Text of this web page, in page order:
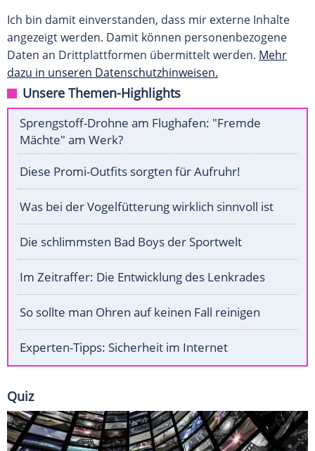
Ich bin damit einverstanden, dass mir externe Inhalte
angezeigt werden. Damit können personenbezogene
Daten an Drittplattformen übermittelt werden. Mehr
dazu in unseren Datenschutzhinweisen.
Unsere Themen-Highlights
Sprengstoff-Drohne am Flughafen: "Fremde
Mächte" am Werk?
Diese Promi-Outfits sorgten für Aufruhr!
Was bei der Vogelfütterung wirklich sinnvoll ist
Die schlimmsten Bad Boys der Sportwelt
Im Zeitraffer: Die Entwicklung des Lenkrades
So sollte man Ohren auf keinen Fall reinigen
Experten-Tipps: Sicherheit im Internet
Quiz